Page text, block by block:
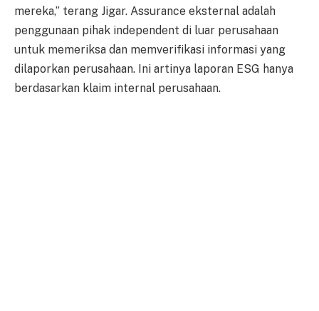
mereka,” terang Jigar. Assurance eksternal adalah
penggunaan pihak independent di luar perusahaan
untuk memeriksa dan memverifikasi informasi yang
dilaporkan perusahaan. Ini artinya laporan ESG hanya
berdasarkan klaim internal perusahaan.